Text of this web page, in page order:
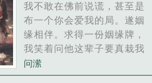
我不敢在佛前说谎，甚至是
布一个你会爱我的局。遂姻
缘相伴。求得一份姻缘牌，
我笑着问他这辈子要真栽我
手里了，会不会后悔？他只
是搂紧我，呼吸熨烫住我的
问潆